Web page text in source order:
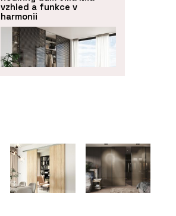
vzhled a funkce v
harmonii